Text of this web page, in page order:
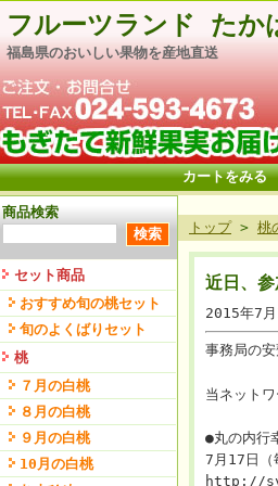
フルーツランド たか
福島県のおいしい果物を産地直送
カートをみる
商品検索
セット商品
おすすめ旬の桃セット
旬のよくばりセット
桃
７月の白桃
８月の白桃
９月の白桃
10月の白桃
トップ> 桃
近日、
2015年7月
事務局の安
当ネット
●丸の内行
7月17日（
http://